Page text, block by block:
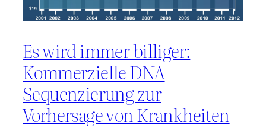
Es wird immer billiger:
Kommerzielle DNA
Sequenzierung zur
Vorhersage von Krankheiten